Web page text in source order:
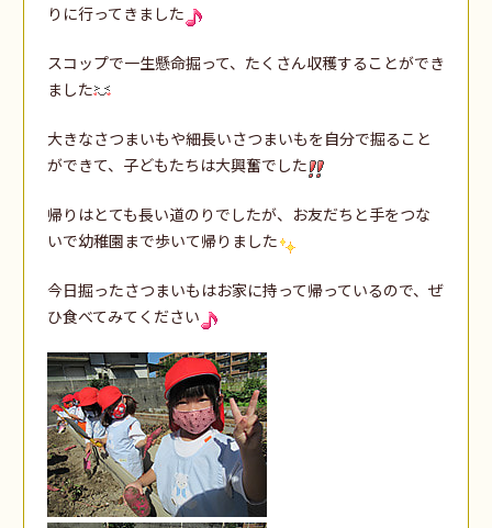
りに行ってきました
スコップで一生懸命掘って、たくさん収穫することができ
ました
大きなさつまいもや細長いさつまいもを自分で掘ること
ができて、子どもたちは大興奮でした
帰りはとても長い道のりでしたが、お友だちと手をつな
いで幼稚園まで歩いて帰りました
今日掘ったさつまいもはお家に持って帰っているので、ぜ
ひ食べてみてください